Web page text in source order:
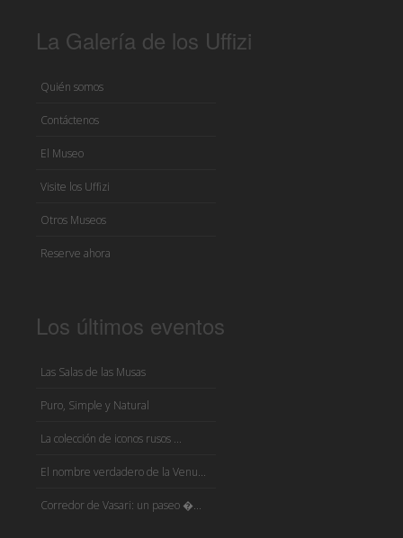
La Galería de los Uffizi
Quién somos
Contáctenos
El Museo
Visite los Uffizi
Otros Museos
Reserve ahora
Los últimos eventos
Las Salas de las Musas
Puro, Simple y Natural
La colección de iconos rusos ...
El nombre verdadero de la Venu...
Corredor de Vasari: un paseo �...